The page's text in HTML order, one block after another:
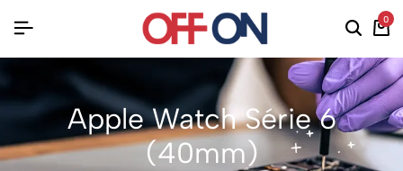
0
Apple Watch Série 6
(40mm)